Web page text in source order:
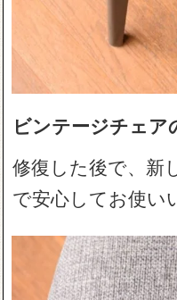
ビンテージチェア
修復した後で、新
で安心してお使い